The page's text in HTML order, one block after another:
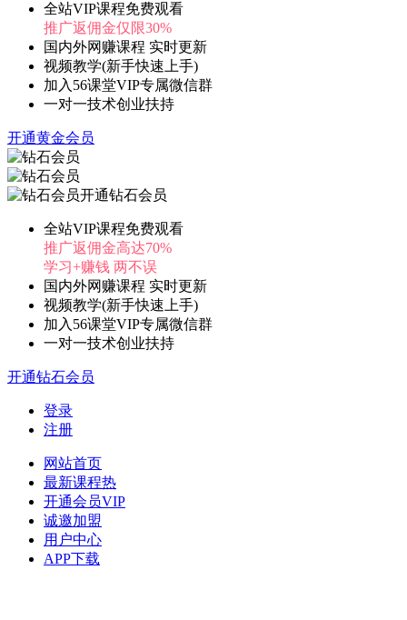
全站VIP课程免费观看
推广返佣金仅限30%
国内外网赚课程 实时更新
视频教学(新手快速上手)
加入56课堂VIP专属微信群
一对一技术创业扶持
开通黄金会员
开通钻石会员
全站VIP课程免费观看
推广返佣金高达70%
学习+赚钱 两不误
国内外网赚课程 实时更新
视频教学(新手快速上手)
加入56课堂VIP专属微信群
一对一技术创业扶持
开通钻石会员
登录
注册
网站首页
最新课程热
开通会员VIP
诚邀加盟
用户中心
APP下载